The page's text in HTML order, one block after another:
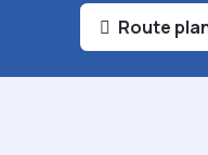
Route